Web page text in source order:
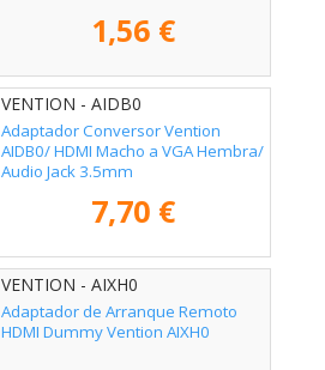
1,56 €
VENTION - AIDB0
Adaptador Conversor Vention
AIDB0/ HDMI Macho a VGA Hembra/
Audio Jack 3.5mm
7,70 €
VENTION - AIXH0
Adaptador de Arranque Remoto
HDMI Dummy Vention AIXH0